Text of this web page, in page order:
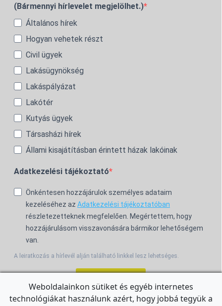
(Bármennyi hírlevelet megjelölhet.)
Általános hírek
Hogyan vehetek részt
Civil ügyek
Lakásügynökség
Lakáspályázat
Lakótér
Kutyás ügyek
Társasházi hírek
Állami kisajátításban érintett házak lakóinak
Adatkezelési tájékoztató
Önkéntesen hozzájárulok személyes adataim
kezeléséhez az Adatkezelési tájékoztatóban
részletezetteknek megfelelően. Megértettem, hogy
hozzájárulásom visszavonására bármikor lehetőségem
van.
A leiratkozás a hírlevél alján található linkkel lesz lehetséges.
Weboldalainkon sütiket és egyéb internetes
technológiákat használunk azért, hogy jobbá tegyük a